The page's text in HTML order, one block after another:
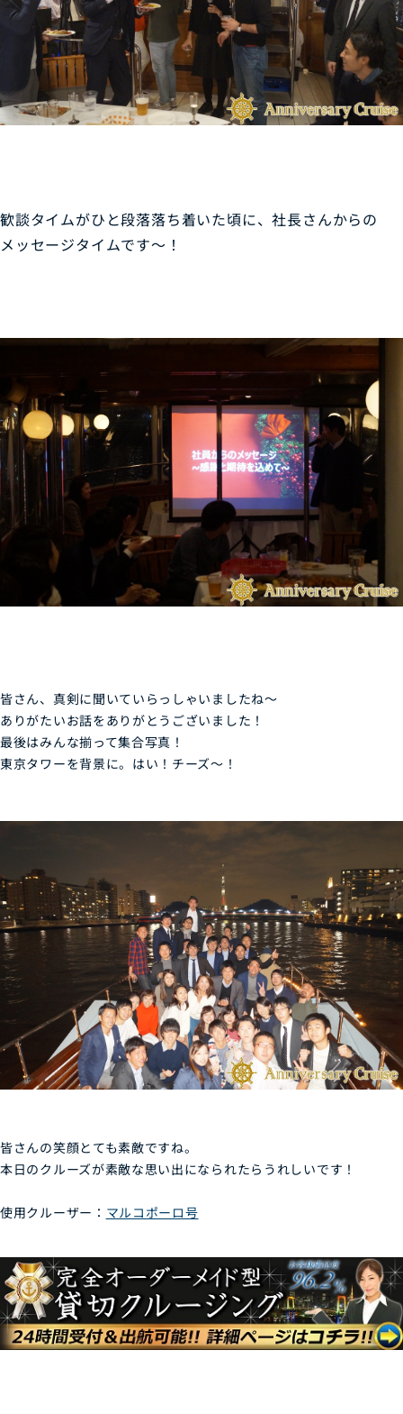
歓談タイムがひと段落落ち着いた頃に、社長さんからの
メッセージタイムです～！
皆さん、真剣に聞いていらっしゃいましたね～
ありがたいお話をありがとうございました！
最後はみんな揃って集合写真！
東京タワーを背景に。はい！チーズ～！
皆さんの笑顔とても素敵ですね。
本日のクルーズが素敵な思い出になられたらうれしいです！
使用クルーザー： マルコポーロ号